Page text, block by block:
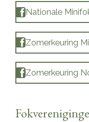
Nationale
Zomerkeuring
Zomerkeuring